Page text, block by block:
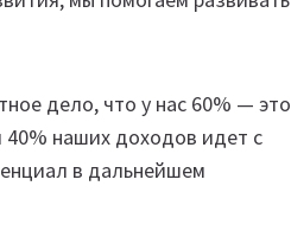
дело, что у нас 60% — это
40% наших доходов идет с
в дальнейшем